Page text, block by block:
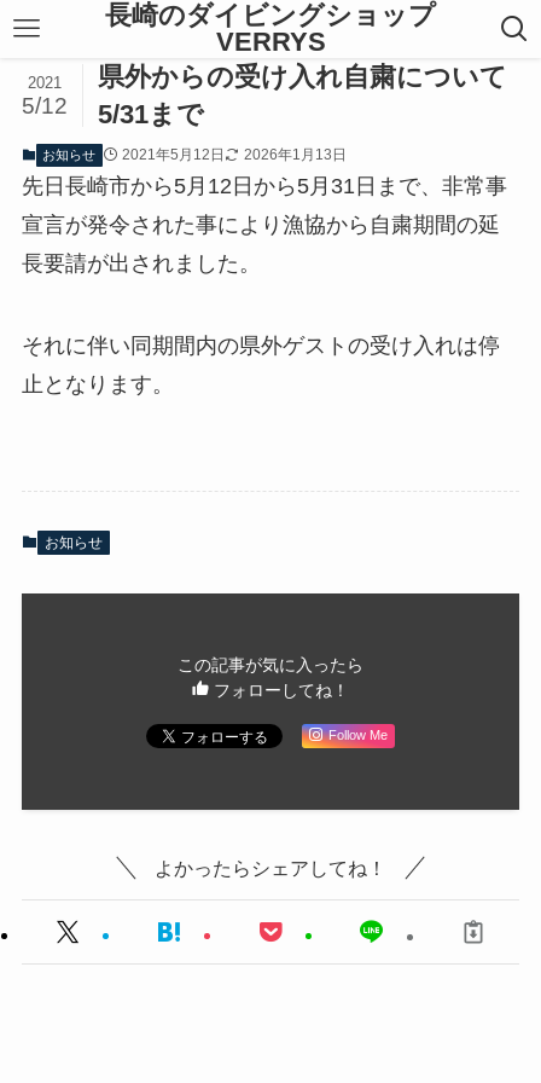
長崎のダイビングショップ
VERRYS
県外からの受け入れ自粛について
5/31まで
2021
5/12
お知らせ 2021年5月12日 2026年1月13日
先日長崎市から5月12日から5月31日まで、非常事
宣言が発令された事により漁協から自粛期間の延
長要請が出されました。
それに伴い同期間内の県外ゲストの受け入れは停
止となります。
お知らせ
この記事が気に入ったら
フォローしてね！
Follow Me
よかったらシェアしてね！